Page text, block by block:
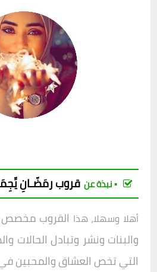
▪︎ نبذة عن قروبرمَضّـانِ
أهلا وسهلا، هذا القروب مخصص
والبنات ونشر وتبادل الحالات
التي تخص العشاق والمحبين